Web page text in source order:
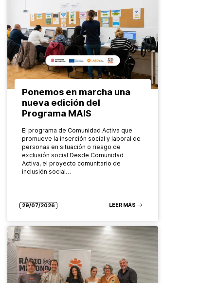
Ponemos en marcha una
nueva edición del
Programa MAIS
El programa de Comunidad Activa que
promueve la inserción social y laboral de
personas en situación o riesgo de
exclusión social Desde Comunidad
Activa, el proyecto comunitario de
inclusión social…
29/07/2026 LEER MÁS